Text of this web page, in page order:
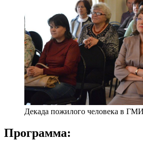
Декада пожилого человека в
Программа: